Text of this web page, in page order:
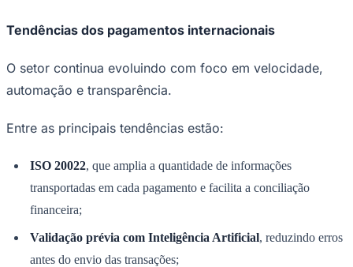
Tendências dos pagamentos internacionais
O setor continua evoluindo com foco em velocidade,
automação e transparência.
Entre as principais tendências estão:
ISO 20022, que amplia a quantidade de informações
transportadas em cada pagamento e facilita a conciliação
financeira;
Validação prévia com Inteligência Artificial, reduzindo erros
antes do envio das transações;